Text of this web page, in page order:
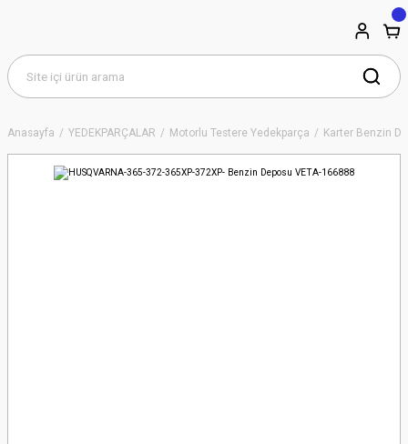
Anasayfa YEDEKPARÇALAR Motorlu Testere Yedekparça Karter Benzin